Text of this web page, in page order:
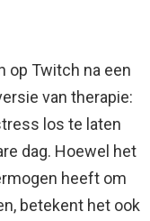
op Twitch na een
van therapie:
los te laten
dag. Hoewel het
heeft om
betekent het ook